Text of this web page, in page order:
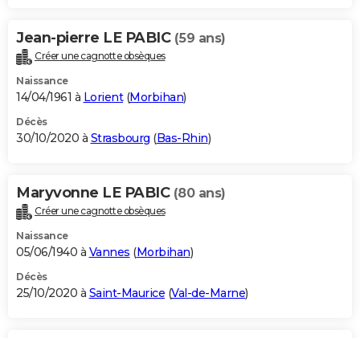
Jean-pierre LE PABIC (59 ans)
Créer une cagnotte obsèques
Naissance
14/04/1961 à Lorient(Morbihan)
Décès
30/10/2020 à Strasbourg (Bas-Rhin)
Maryvonne LE PABIC (80 ans)
Créer une cagnotte obsèques
Naissance
05/06/1940 à Vannes (Morbihan)
Décès
25/10/2020 à Saint-Maurice (Val-de-Marne)